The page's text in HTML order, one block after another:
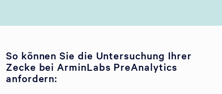
So können Sie die Untersuchung Ihrer
Zecke bei ArminLabs PreAnalytics
anfordern: